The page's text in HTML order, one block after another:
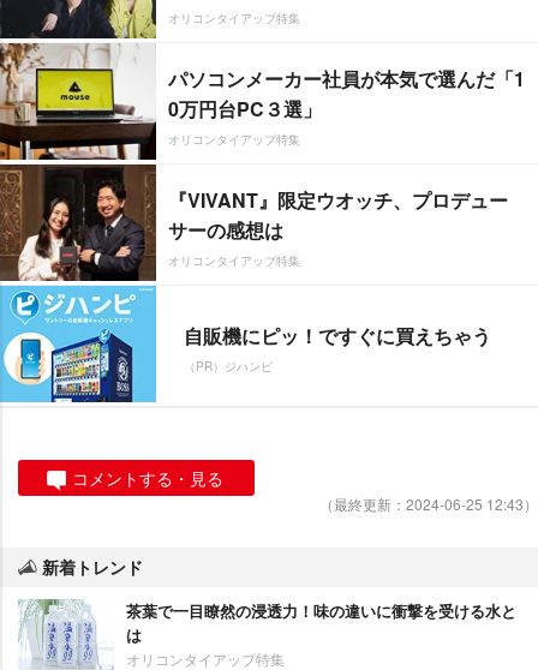
オリコンタイアップ特集
パソコンメーカー社員が本気で選んだ「1
0万円台PC３選」
オリコンタイアップ特集
『VIVANT』限定ウオッチ、プロデュー
サーの感想は
オリコンタイアップ特集
自販機にピッ！ですぐに買えちゃう
（PR）ジハンピ
コメントする・見る
（最終更新：2024-06-25 12:43）
新着トレンド
茶葉で一目瞭然の浸透力！味の違いに衝撃を受ける水と
は
オリコンタイアップ特集